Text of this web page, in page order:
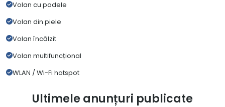
Volan cu padele
Volan din piele
Volan încălzit
Volan multifuncțional
WLAN / Wi-Fi hotspot
Ultimele anunțuri publicate